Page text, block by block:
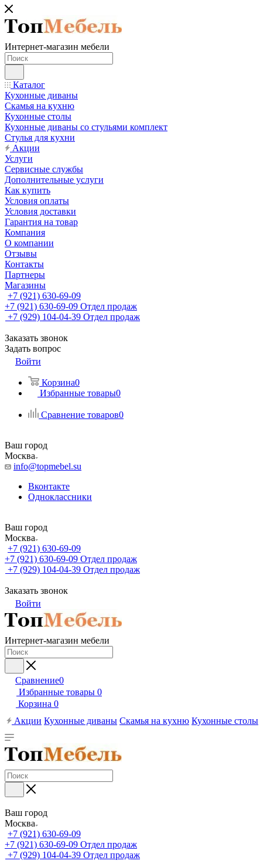
Интернет-магазин мебели
Каталог
Кухонные диваны
Скамья на кухню
Кухонные столы
Кухонные диваны со стульями комплект
Стулья для кухни
Акции
Услуги
Сервисные службы
Дополнительные услуги
Как купить
Условия оплаты
Условия доставки
Гарантия на товар
Компания
О компании
Отзывы
Контакты
Партнеры
Магазины
+7 (921) 630-69-09
+7 (921) 630-69-09 Отдел продаж
+7 (929) 104-04-39 Отдел продаж
Заказать звонок
Задать вопрос
Войти
Корзина0
Избранные товары0
Сравнение товаров0
Ваш город
Москва
info@topmebel.su
Вконтакте
Одноклассники
Ваш город
Москва
+7 (921) 630-69-09
+7 (921) 630-69-09 Отдел продаж
+7 (929) 104-04-39 Отдел продаж
Заказать звонок
Войти
Интернет-магазин мебели
Сравнение0
Избранные товары 0
Корзина 0
Акции Кухонные диваны Скамья на кухню Кухонные столы
Ваш город
Москва
+7 (921) 630-69-09
+7 (921) 630-69-09 Отдел продаж
+7 (929) 104-04-39 Отдел продаж